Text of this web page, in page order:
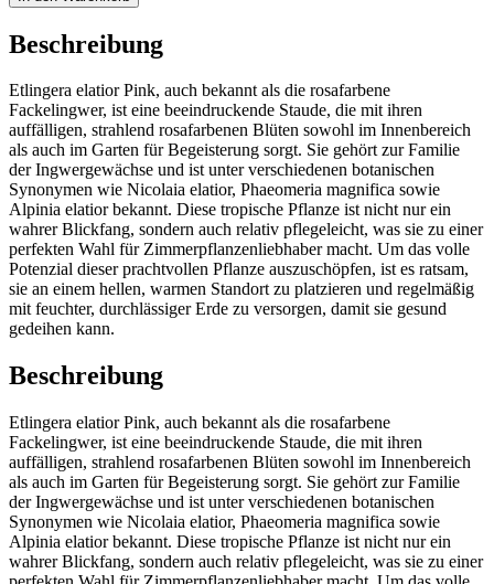
Beschreibung
Etlingera elatior Pink, auch bekannt als die rosafarbene
Fackelingwer, ist eine beeindruckende Staude, die mit ihren
auffälligen, strahlend rosafarbenen Blüten sowohl im Innenbereich
als auch im Garten für Begeisterung sorgt. Sie gehört zur Familie
der Ingwergewächse und ist unter verschiedenen botanischen
Synonymen wie Nicolaia elatior, Phaeomeria magnifica sowie
Alpinia elatior bekannt. Diese tropische Pflanze ist nicht nur ein
wahrer Blickfang, sondern auch relativ pflegeleicht, was sie zu einer
perfekten Wahl für Zimmerpflanzenliebhaber macht. Um das volle
Potenzial dieser prachtvollen Pflanze auszuschöpfen, ist es ratsam,
sie an einem hellen, warmen Standort zu platzieren und regelmäßig
mit feuchter, durchlässiger Erde zu versorgen, damit sie gesund
gedeihen kann.
Beschreibung
Etlingera elatior Pink, auch bekannt als die rosafarbene
Fackelingwer, ist eine beeindruckende Staude, die mit ihren
auffälligen, strahlend rosafarbenen Blüten sowohl im Innenbereich
als auch im Garten für Begeisterung sorgt. Sie gehört zur Familie
der Ingwergewächse und ist unter verschiedenen botanischen
Synonymen wie Nicolaia elatior, Phaeomeria magnifica sowie
Alpinia elatior bekannt. Diese tropische Pflanze ist nicht nur ein
wahrer Blickfang, sondern auch relativ pflegeleicht, was sie zu einer